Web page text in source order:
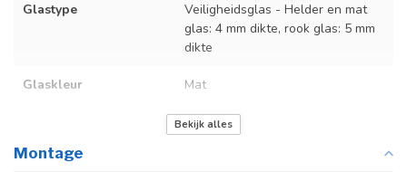
Glastype
Veiligheidsglas - Helder en mat
glas: 4 mm dikte, rook glas: 5 mm
dikte
Glaskleur Mat
De exacte deurmaten vind je in de
producttekst
Bekijk alles
Montage